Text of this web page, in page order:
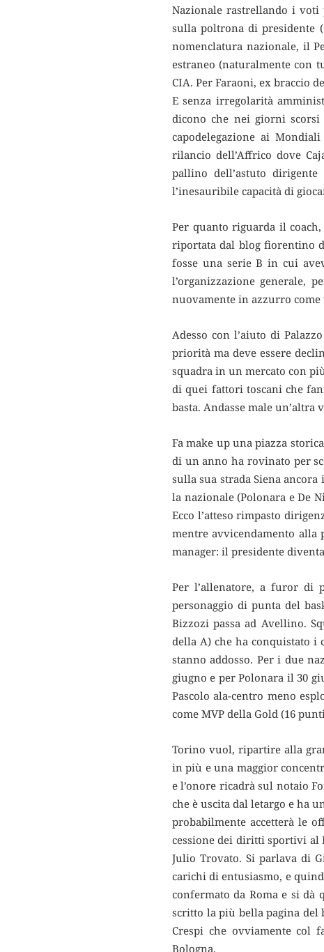
Nazionale rastrellando i voti
sulla poltrona di presidente
nomenclatura nazionale, il
estraneo (naturalmente con
CIA. Per Faraoni, ex braccio
E senza irregolarità
dicono che nei giorni
capodelegazione ai
rilancio dell’Affrico dove
pallino dell’astuto
l’inesauribile capacità di
Per quanto riguarda il
riportata dal blog fiorentino
fosse una serie B in cui
l’organizzazione generale,
nuovamente in azzurro
Adesso con l’aiuto di
priorità ma deve essere
squadra in un mercato con
di quei fattori toscani che
basta. Andasse male
Fa make up una piazza
di un anno ha rovinato per
sulla sua strada Siena
la nazionale (Polonara e De
Ecco l’atteso rimpasto
mentre avvicendamento alla
manager: il presidente
Per l’allenatore, a furor di
personaggio di punta del
Bizzozi passa ad Avellino.
della A) che ha conquistato
stanno addosso. Per i due
giugno e per Polonara il 30
Pascolo ala-centro meno
come MVP della Gold (16
Torino vuol, ripartire alla
in più e una maggior
e l’onore ricadrà sul notaio
che è uscita dal letargo e ha
probabilmente accetterà le
cessione dei diritti sportivi al
Julio Trovato. Si parlava di
carichi di entusiasmo, e
confermato da Roma e si dà
scritto la più bella pagina del
Crespi che ovviamente col
Bologna.